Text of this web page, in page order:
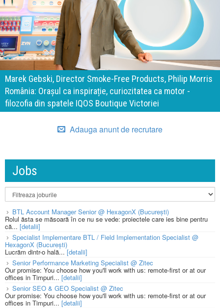
Free Products, Philip Morris
curiozitatea ca motor -
Boutique Victoriei
140 de ani de
important „test al
cu aceeași
calitate
Adauga anunt de recrutare
Jobs
BTL Account Manager Senior @ HexagonX (București)
Rolul ăsta se măsoară în ce nu se vede: proiectele care ies bine pentru
că... [detalii]
Specialist Implementare BTL / Field Implementation Specialist @
HexagonX (București)
Lucrăm dintr-o hală...[detalii]
Senior Performance Marketing Specialist @ Zitec
Our promise: You choose how you'll work with us: remote-first or at our
offices in Timpuri... [detalii]
Senior SEO & GEO Specialist @ Zitec
Our promise: You choose how you'll work with us: remote-first or at our
offices in Timpuri... [detalii]